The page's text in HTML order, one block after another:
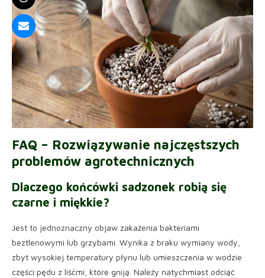
FAQ – Rozwiązywanie najczęstszych
problemów agrotechnicznych
Dlaczego końcówki sadzonek robią się
czarne i miękkie?
Jest to jednoznaczny objaw zakażenia bakteriami
beztlenowymi lub grzybami. Wynika z braku wymiany wody,
zbyt wysokiej temperatury płynu lub umieszczenia w wodzie
części pędu z liśćmi, które gniją. Należy natychmiast odciąć